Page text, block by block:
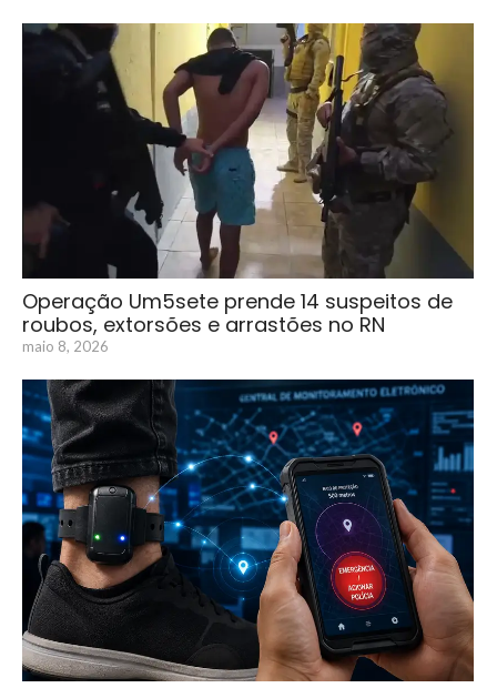
Operação Um5sete prende 14 suspeitos de
roubos, extorsões e arrastões no RN
maio 8, 2026